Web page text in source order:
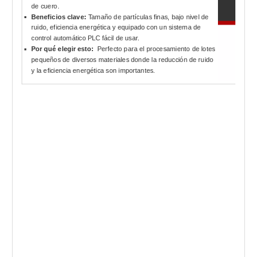
de cuero.
Beneficios clave: Tamaño de partículas finas, bajo nivel de
ruido, eficiencia energética y equipado con un sistema de
control automático PLC fácil de usar.
Por qué elegir esto:
Perfecto para el procesamiento de lotes
pequeños de diversos materiales donde la reducción de ruido
y la eficiencia energética son importantes.